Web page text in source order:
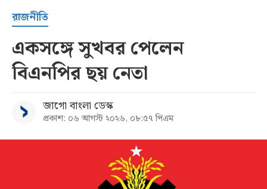
রাজনীতি
একসঙ্গে সুখবর পেলেন
বিএনপির ছয় নেতা
জাগো বাংলা ডেস্ক
প্রকাশ: ০৬ আগস্ট ২০২৬, ০৮:৫৭ পিএম